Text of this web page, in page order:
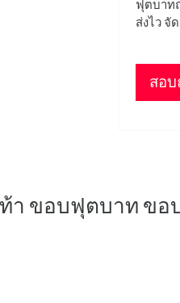
ฟุตบาท
ส่งไว จั
สอบ
า ขอบฟุตบาท ข